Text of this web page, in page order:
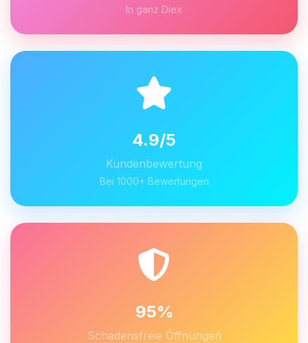
In ganz Diex
4.9/5
Kundenbewertung
Bei 1000+ Bewertungen
95%
Schadensfreie Öffnungen